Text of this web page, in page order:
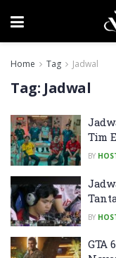
Home Tag Jadwal
Tag: Jadwal
Tim
BY
BY
GTA